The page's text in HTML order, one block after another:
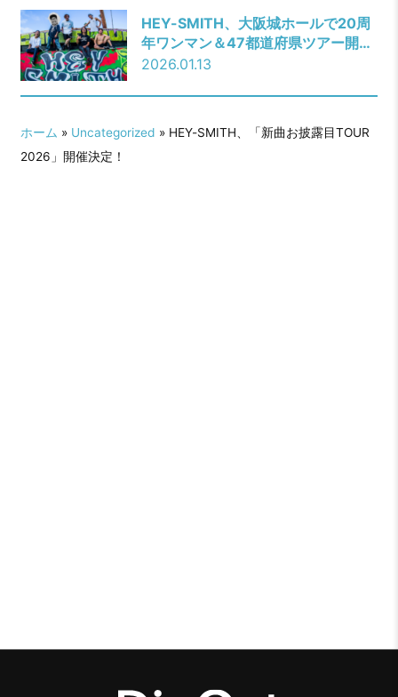
が決定！
HEY-SMITH、大阪城ホールで20周
年ワンマン＆47都道府県ツアー開催
決定！
2026.01.13
ホーム » Uncategorized » HEY-SMITH、「新曲お披露目TOUR
2026」開催決定！